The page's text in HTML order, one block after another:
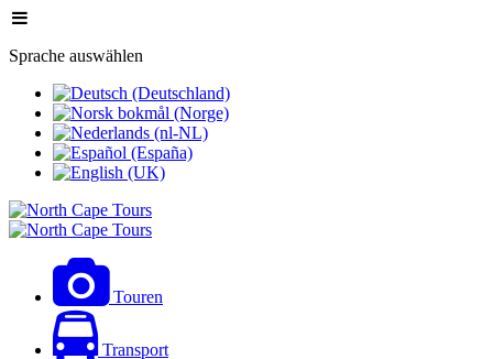
Sprache auswählen
Touren
Transport